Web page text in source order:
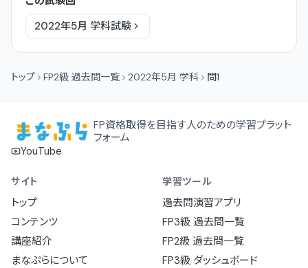
2022年5月 学科試験
トップ FP2級 過去問一覧 2022年5月 学科 問1
FP資格取得を目指す人のための学習プラット
フォーム
YouTube
サイト
トップ
コンテンツ
講座紹介
まなぷらについて
学習ツール
過去問演習アプリ
FP3級 過去問一覧
FP2級 過去問一覧
FP3級 ダッシュボード